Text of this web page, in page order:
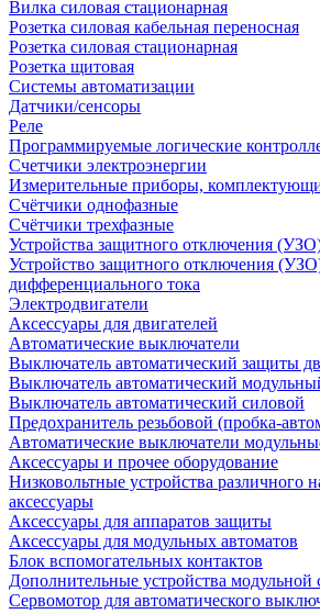
Вилка силовая стационарная
Розетка силовая кабельная переносная
Розетка силовая стационарная
Розетка щитовая
Системы автоматизации
Датчики/сенсоры
Реле
Программируемые логические
Счетчики электроэнергии
Измерительные приборы,
Счётчики однофазные
Счётчики трехфазные
Устройства защитного отключения
Устройство защитного отключения
дифференциального тока
Электродвигатели
Аксессуары для двигателей
Автоматические выключатели
Выключатель автоматический защиты
Выключатель автоматический
Выключатель автоматический силовой
Предохранитель резьбовой (пробка-
Автоматические выключатели
Аксессуары и прочее оборудование
Низковольтные устройства различного
аксессуары
Аксессуары для аппаратов защиты
Аксессуары для модульных автоматов
Блок вспомогательных контактов
Дополнительные устройства модульной
Сервомотор для автоматического